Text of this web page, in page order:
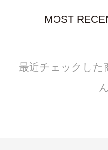
MOST
最近チェックした